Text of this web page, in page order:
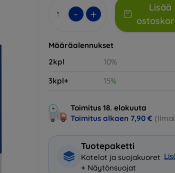
- +
Lisää
Määräalennukset
2kpl
10%
3kpl+
15%
Toimitus 18. elokuuta
Toimitus alkaen 7,90 €
Tuotepaketti
Kotelot ja suojakuoret
+ Näytönsuojat